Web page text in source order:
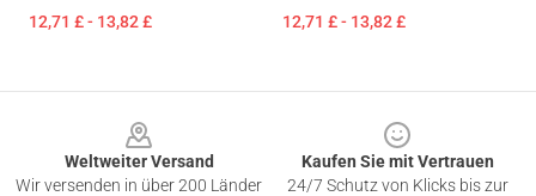
12,71 £ - 13,82 £ 12,71 £ - 13,82 £
Weltweiter Versand
Wir versenden in über 200 Länder
Kaufen Sie mit Vertrauen
24/7 Schutz von Klicks bis zur